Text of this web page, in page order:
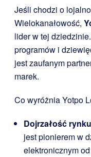
Jeśli chodzi o
Wielokanałowość,
lider w tej
programów i
jest zaufanym
marek.
Co wyróżnia Yotpo
Dojrzałość
jest pionierem w
elektronicznym